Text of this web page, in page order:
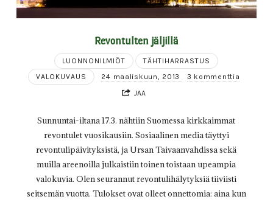
Revontulten jäljillä
LUONNONILMIÖT
TÄHTIHARRASTUS
VALOKUVAUS
24 maaliskuun, 2013
3 kommenttia
JAA
Sunnuntai-iltana 17.3. nähtiin Suomessa kirkkaimmat
revontulet vuosikausiin. Sosiaalinen media täyttyi
revontulipäivityksistä, ja Ursan Taivaanvahdissa sekä
muilla areenoilla julkaistiin toinen toistaan upeampia
valokuvia. Olen seurannut revontulihälytyksiä tiiviisti
seitsemän vuotta. Tulokset ovat olleet onnettomia: aina kun